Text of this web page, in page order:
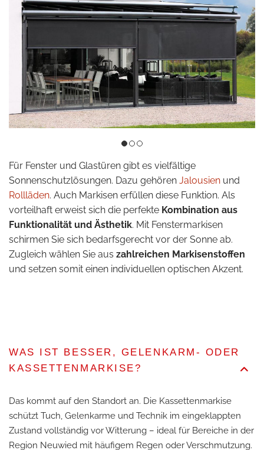
Für Fenster und Glastüren gibt es vielfältige
Sonnenschutzlösungen. Dazu gehören Jalousien und
Rollläden. Auch Markisen erfüllen diese Funktion. Als
vorteilhaft erweist sich die perfekte Kombination aus
Funktionalität und Ästhetik. Mit Fenstermarkisen
schirmen Sie sich bedarfsgerecht vor der Sonne ab.
Zugleich wählen Sie aus zahlreichen Markisenstoffen
und setzen somit einen individuellen optischen Akzent.
WAS IST BESSER, GELENKARM- ODER
KASSETTENMARKISE?
Das kommt auf den Standort an. Die Kassettenmarkise
schützt Tuch, Gelenkarme und Technik im eingeklappten
Zustand vollständig vor Witterung – ideal für Bereiche in der
Region Neuwied mit häufigem Regen oder Verschmutzung.